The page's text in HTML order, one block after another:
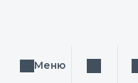
Меню Поиск